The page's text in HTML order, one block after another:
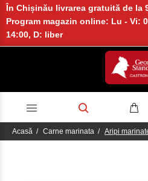
În Chișinău livrarea gratuită de la
Program magazin online: Lu - Vi:
14:00, D: liber
Acasă Carne marinata Aripi